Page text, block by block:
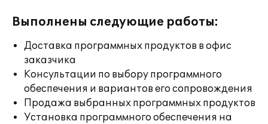
Выполнены следующие работы:
Доставка программных продуктов в офис
заказчика
Консультации по выбору программного
обеспечения и вариантов его сопровождения
Продажа выбранных программных продуктов
Установка программного обеспечения на